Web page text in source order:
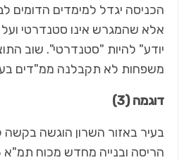
הכניסה יגדל למימדים הדומים
אלא שהמגרש אינו סטנדרטי ועל
משפחות לא תקבלנה ממ"דים
דוגמה (3)
בעיר באזור השרון הוגשה בקשה